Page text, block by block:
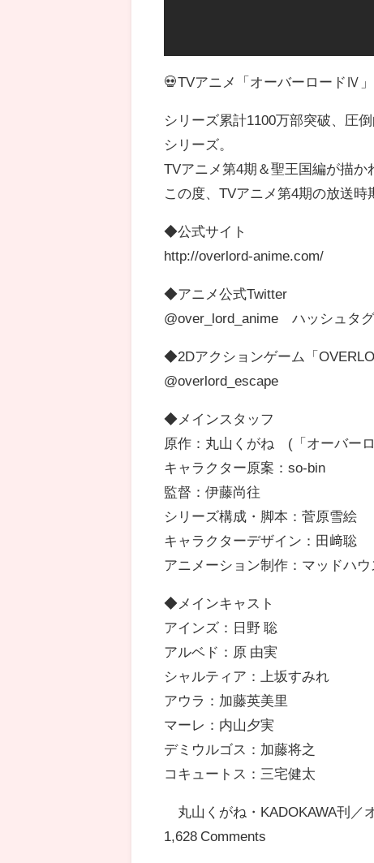
💀TVアニメ「オーバーロードⅣ
シリーズ累計1100万部突破、圧
シリーズ。
TVアニメ第4期＆聖王国編が描か
この度、TVアニメ第4期の放送時
◆公式サイト
http://overlord-anime.com/
◆アニメ公式Twitter
@over_lord_anime ハッシュタグ
◆2Dアクションゲーム「
@overlord_escape
◆メインスタッフ
原作：丸山くがね (「オーバー
キャラクター原案：so-bin
監督：伊藤尚往
シリーズ構成・脚本：菅原雪絵
キャラクターデザイン：田﨑聡
アニメーション制作：マッドハウ
◆メインキャスト
アインズ：日野 聡
アルベド：原 由実
シャルティア：上坂すみれ
アウラ：加藤英美里
マーレ：内山夕実
デミウルゴス：加藤将之
コキュートス：三宅健太
©丸山くがね・KADOKAWA刊／
1,628 Comments